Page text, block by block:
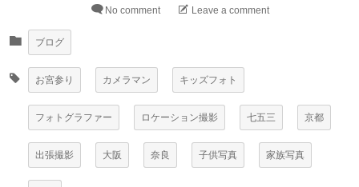
No comment Leave a comment
ブログ
お宮参り カメラマン キッズフォト
フォトグラファー ロケーション撮影 七五三 京都
出張撮影 大阪 奈良 子供写真 家族写真